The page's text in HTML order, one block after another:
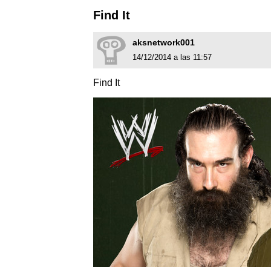
Find It
aksnetwork001
14/12/2014 a las 11:57
Find It